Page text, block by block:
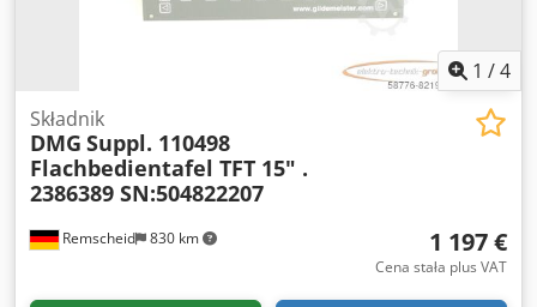
1 /4
Remscheid 830 km
Składnik
DMG Suppl. 110498
Flachbedientafel TFT 15" .
2386389 SN:504822207
1 197 €
Cena stała plus VAT